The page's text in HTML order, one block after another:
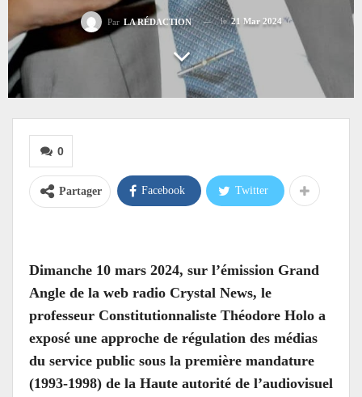
Par LA RÉDACTION le 21 Mar 2024
0
Partager Facebook Twitter
Dimanche 10 mars 2024, sur l’émission Grand
Angle de la web radio Crystal News, le
professeur Constitutionnaliste Théodore Holo a
exposé une approche de régulation des médias
du service public sous la première mandature
(1993-1998) de la Haute autorité de l’audiovisuel